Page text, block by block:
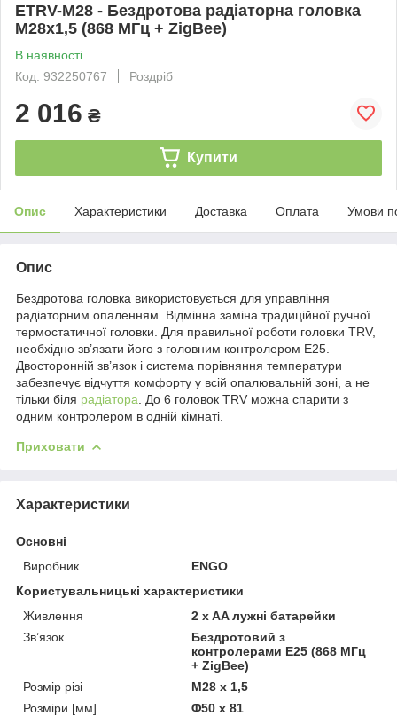
ETRV-M28 - Бездротова радіаторна головка
M28x1,5 (868 МГц + ZigBee)
В наявності
Код: 932250767
Роздріб
2 016 ₴
Купити
Опис Характеристики Доставка Оплата Умови
Опис
Бездротова головка використовується для управління
радіаторним опаленням. Відмінна заміна традиційної ручної
термостатичної головки. Для правильної роботи головки TRV,
необхідно зв’язати його з головним контролером E25.
Двосторонній зв’язок і система порівняння температури
забезпечує відчуття комфорту у всій опалювальній зоні, а не
тільки біля радіатора . До 6 головок TRV можна спарити з
одним контролером в одній кімнаті.
Приховати
Характеристики
Основні
Виробник
ENGO
Користувальницькі характеристики
Живлення
2 x AA лужні батарейки
Зв’язок
Бездротовий з
контролерами E25 (868 МГц
+ ZigBee)
Розмір різі
M28 x 1,5
Розміри [мм]
Φ50 x 81